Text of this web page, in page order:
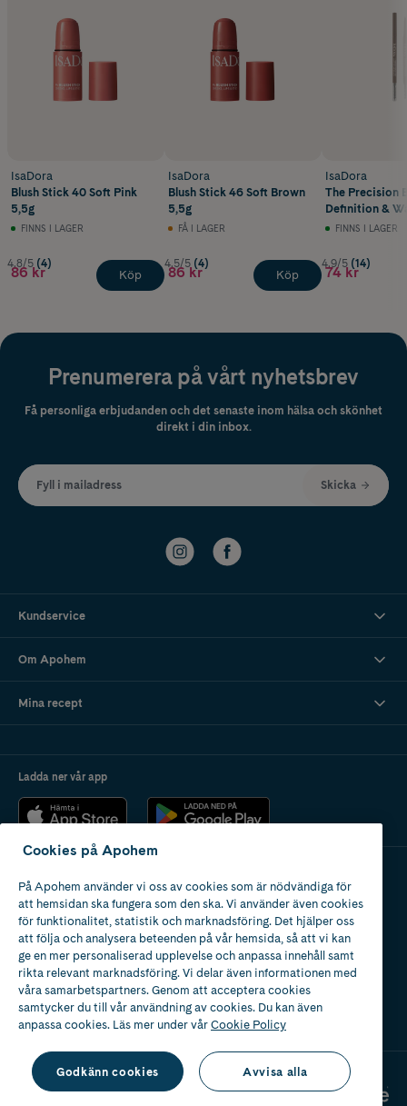
IsaDora
Blush Stick 40 Soft Pink
5,5g
FINNS I LAGER
4.8/5 (4)
86 kr Köp
IsaDora
Blush Stick 46 Soft Brown
5,5g
FÅ I LAGER
4.5/5 (4)
86 kr Köp
IsaDora
The Precision
Definition &
Dark Brown
FINNS I LAGER
4.9/5 (14)
74 kr
Prenumerera på vårt nyhetsbrev
Få personliga erbjudanden och det senaste inom hälsa och skönhet
direkt i din inbox.
Fyll i mailadress Skicka
Kundservice
Om Apohem
Mina recept
Ladda ner vår app
Apotek med tillstånd
av Läkemedelsverket
Cookies på Apohem
På Apohem använder vi oss av cookies som är nödvändiga för
att hemsidan ska fungera som den ska. Vi använder även cookies
för funktionalitet, statistik och marknadsföring. Det hjälper oss
att följa och analysera beteenden på vår hemsida, så att vi kan
ge en mer personaliserad upplevelse och anpassa innehåll samt
rikta relevant marknadsföring. Vi delar även informationen med
våra samarbetspartners. Genom att acceptera cookies
samtycker du till vår användning av cookies. Du kan även
anpassa cookies. Läs mer under vårCookie Policy
Godkänn cookies Avvisa alla